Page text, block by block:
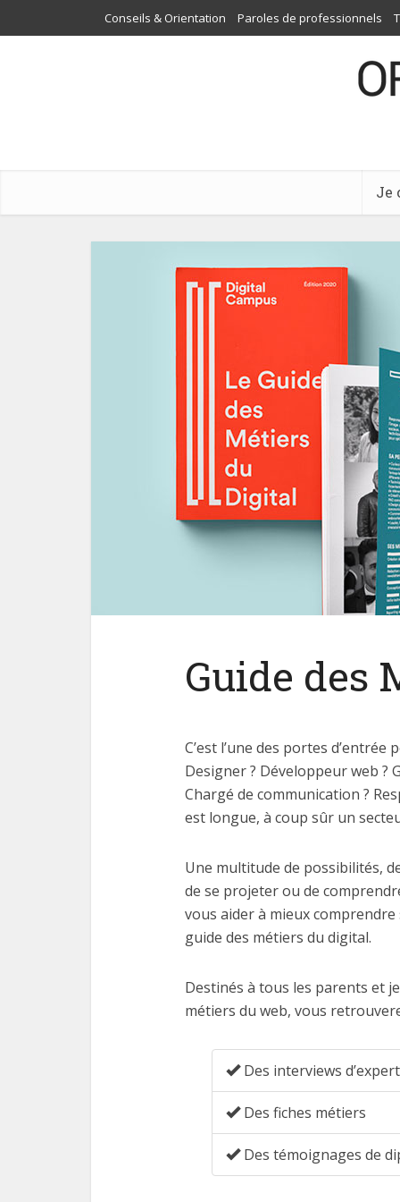
Conseils & Orientation Paroles de professionnels
Je
Guide des
C’est l’une des portes
Designer ? Développeur web ?
Chargé de communication ?
est longue, à coup sûr un
Une multitude de possibilités,
de se projeter ou de
vous aider à mieux
guide des métiers du digital.
Destinés à tous les parents et
métiers du web, vous
Des interviews
Des fiches métiers
Des témoignages de